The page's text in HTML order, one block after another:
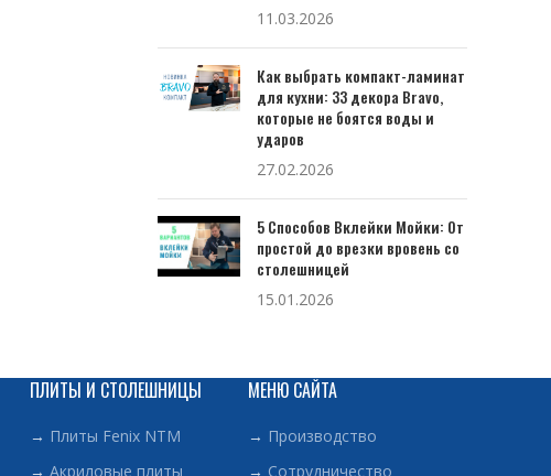
11.03.2026
Как выбрать компакт-ламинат
для кухни: 33 декора Bravo,
которые не боятся воды и
ударов
27.02.2026
5 Способов Вклейки Мойки: От
простой до врезки вровень со
столешницей
15.01.2026
ПЛИТЫ И СТОЛЕШНИЦЫ
→ Плиты Fenix NTM
→ Акриловые плиты
МЕНЮ САЙТА
→ Производство
→ Сотрудничество